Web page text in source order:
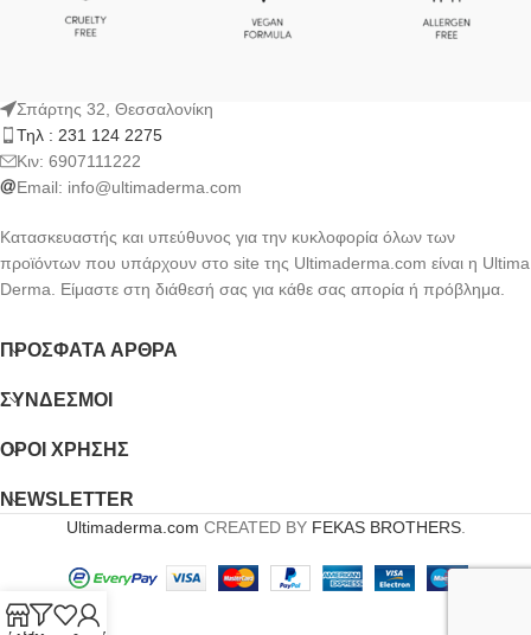
Σπάρτης 32, Θεσσαλονίκη
Τηλ : 231 124 2275
Kιν: 6907111222
Email: info@ultimaderma.com
Κατασκευαστής και υπεύθυνος για την κυκλοφορία όλων των
προϊόντων που υπάρχουν στο site της Ultimaderma.com είναι η Ultima
Derma. Είμαστε στη διάθεσή σας για κάθε σας απορία ή πρόβλημα.
ΠΡΌΣΦΑΤΑ ΆΡΘΡΑ
ΣΎΝΔΕΣΜΟΙ
ΟΡΟΙ ΧΡΗΣΗΣ
NEWSLETTER
Ultimaderma.com CREATED BY FEKAS BROTHERS.